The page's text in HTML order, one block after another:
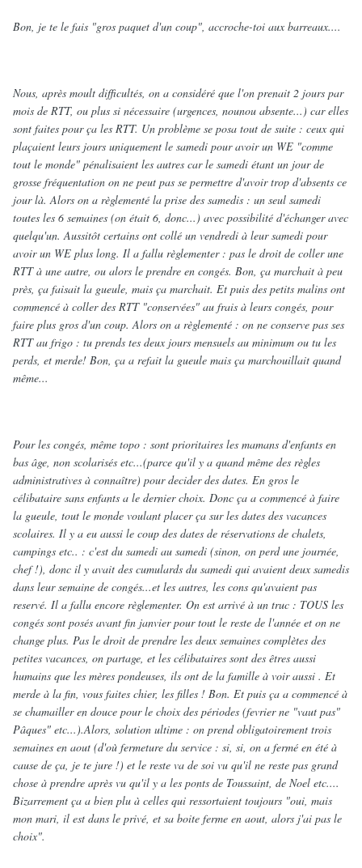
Bon, je te le fais "gros paquet d'un coup", accroche-toi aux barreaux....
Nous, après moult difficultés, on a considéré que l'on prenait 2 jours par
mois de RTT, ou plus si nécessaire (urgences, nounou absente...) car elles
sont faites pour ça les RTT. Un problème se posa tout de suite : ceux qui
plaçaient leurs jours uniquement le samedi pour avoir un WE "comme
tout le monde" pénalisaient les autres car le samedi étant un jour de
grosse fréquentation on ne peut pas se permettre d'avoir trop d'absents ce
jour là. Alors on a règlementé la prise des samedis : un seul samedi
toutes les 6 semaines (on était 6, donc...) avec possibilité d'échanger avec
quelqu'un. Aussitôt certains ont collé un vendredi à leur samedi pour
avoir un WE plus long. Il a fallu règlementer : pas le droit de coller une
RTT à une autre, ou alors le prendre en congés. Bon, ça marchait à peu
près, ça faisait la gueule, mais ça marchait. Et puis des petits malins ont
commencé à coller des RTT "conservées" au frais à leurs congés, pour
faire plus gros d'un coup. Alors on a règlementé : on ne conserve pas ses
RTT au frigo : tu prends tes deux jours mensuels au minimum ou tu les
perds, et merde! Bon, ça a refait la gueule mais ça marchouillait quand
même...
Pour les congés, même topo : sont prioritaires les mamans d'enfants en
bas âge, non scolarisés etc...(parce qu'il y a quand même des règles
administratives à connaître) pour decider des dates. En gros le
célibataire sans enfants a le dernier choix. Donc ça a commencé à faire
la gueule, tout le monde voulant placer ça sur les dates des vacances
scolaires. Il y a eu aussi le coup des dates de réservations de chalets,
campings etc.. : c'est du samedi au samedi (sinon, on perd une journée,
chef !), donc il y avait des cumulards du samedi qui avaient deux samedis
dans leur semaine de congés...et les autres, les cons qu'avaient pas
reservé. Il a fallu encore règlementer. On est arrivé à un truc : TOUS les
congés sont posés avant fin janvier pour tout le reste de l'année et on ne
change plus. Pas le droit de prendre les deux semaines complètes des
petites vacances, on partage, et les célibataires sont des êtres aussi
humains que les mères pondeuses, ils ont de la famille à voir aussi . Et
merde à la fin, vous faites chier, les filles ! Bon. Et puis ça a commencé à
se chamailler en douce pour le choix des périodes (fevrier ne "vaut pas"
Pâques" etc...).Alors, solution ultime : on prend obligatoirement trois
semaines en aout (d'où fermeture du service : si, si, on a fermé en été à
cause de ça, je te jure !) et le reste va de soi vu qu'il ne reste pas grand
chose à prendre après vu qu'il y a les ponts de Toussaint, de Noel etc....
Bizarrement ça a bien plu à celles qui ressortaient toujours "oui, mais
mon mari, il est dans le privé, et sa boite ferme en aout, alors j'ai pas le
choix".